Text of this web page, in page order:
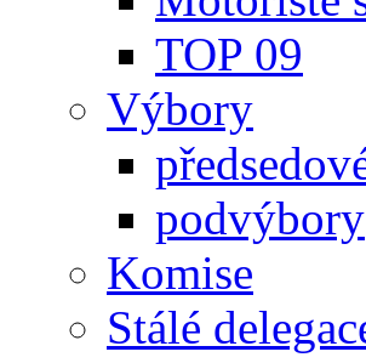
TOP 09
Výbory
podvýbory
Komise
Stálé